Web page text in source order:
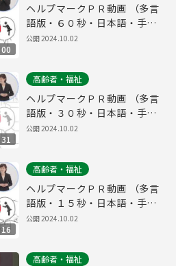
ヘルプマークＰＲ動画 （多言
語版・６０秒・日本語・手話
版）
公開2024.10.02
高齢者・福祉
ヘルプマークＰＲ動画 （多言
語版・３０秒・日本語・手話
版）
公開2024.10.02
高齢者・福祉
ヘルプマークＰＲ動画 （多言
語版・１５秒・日本語・手話
版）
公開2024.10.02
高齢者・福祉